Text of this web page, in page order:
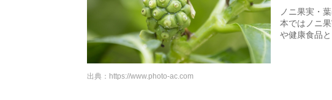
ノニ果実・
本ではノニ
や健康食品
出典： https://www.photo-ac.com